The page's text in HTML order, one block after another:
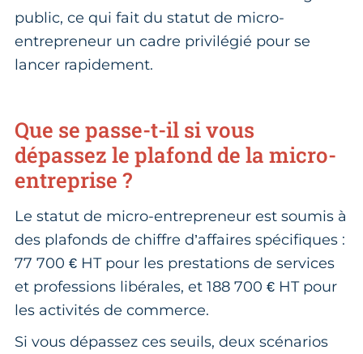
public, ce qui fait du statut de micro-
entrepreneur un cadre privilégié pour se
lancer rapidement.
Que se passe-t-il si vous
dépassez le plafond de la micro-
entreprise ?
Le statut de micro-entrepreneur est soumis à
des plafonds de chiffre d’affaires spécifiques :
77 700 € HT pour les prestations de services
et professions libérales, et 188 700 € HT pour
les activités de commerce.
Si vous dépassez ces seuils, deux scénarios